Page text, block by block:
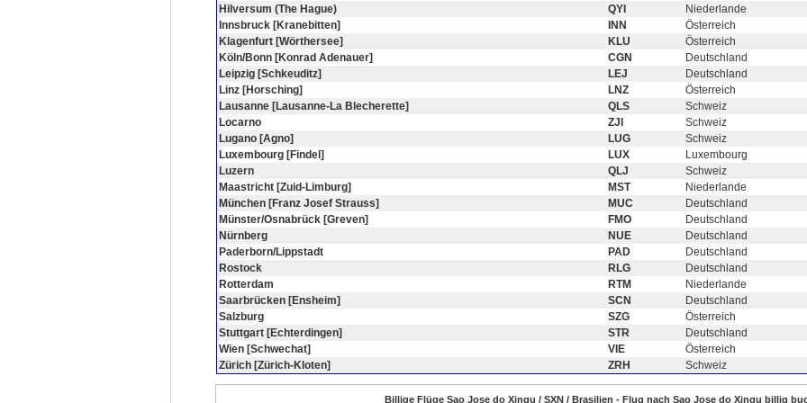
Hilversum (The Hague)
QYI
Niederlande
Innsbruck [Kranebitten]
INN
Österreich
Klagenfurt [Wörthersee]
KLU
Österreich
Köln/Bonn [Konrad Adenauer]
CGN
Deutschland
Leipzig [Schkeuditz]
LEJ
Deutschland
Linz [Horsching]
LNZ
Österreich
Lausanne [Lausanne-La Blecherette]
QLS
Schweiz
Locarno
ZJI
Schweiz
Lugano [Agno]
LUG
Schweiz
Luxembourg [Findel]
LUX
Luxembourg
Luzern
QLJ
Schweiz
Maastricht [Zuid-Limburg]
MST
Niederlande
München [Franz Josef Strauss]
MUC
Deutschland
Münster/Osnabrück [Greven]
FMO
Deutschland
Nürnberg
NUE
Deutschland
Paderborn/Lippstadt
PAD
Deutschland
Rostock
RLG
Deutschland
Rotterdam
RTM
Niederlande
Saarbrücken [Ensheim]
SCN
Deutschland
Salzburg
SZG
Österreich
Stuttgart [Echterdingen]
STR
Deutschland
Wien [Schwechat]
VIE
Österreich
Zürich [Zürich-Kloten]
ZRH Schweiz
Billige Flüge Sao Jose do Xingu / SXN / Brasilien - Flug nach Sao Jose do Xingu billig